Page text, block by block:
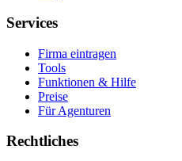
Services
Firma eintragen
Tools
Funktionen & Hilfe
Preise
Für Agenturen
Rechtliches